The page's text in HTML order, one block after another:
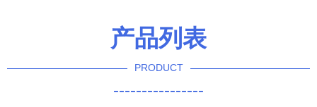
产品列表
PRODUCT
----------------